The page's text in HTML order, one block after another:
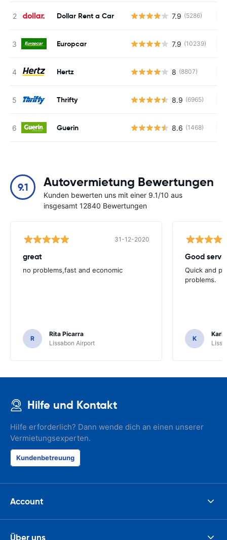
Dollar Rent a Car 7.9 (5286)
Europcar 7.9 (10239)
Hertz 8 (8807)
Thrifty 8.9 (6965)
Guerin 8.6 (1468)
9.1 Autovermietung Bewertungen
Kunden bewerten uns mit einer 9.1/10 aus
insgesamt 12840 Bewertungen
31-12-2020
great
no problems,fast and economic
R
Rita Picarra
Lissabon Airport
Good
Quick and
problems.
K
Karl
Hilfe und Kontakt
Hilfe erforderlich? Dann wende dich an einen unserer
Vermietungsexperten.
Kundenbetreuung
Account
Über uns